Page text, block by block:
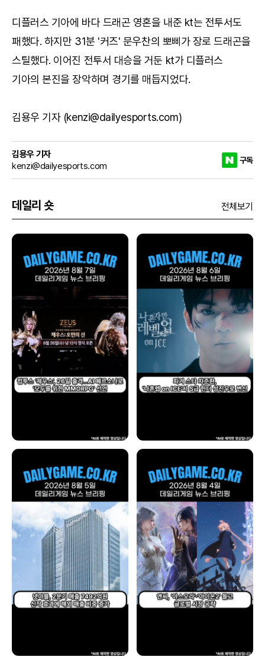
디플러스 기아에 바다 드래곤 영혼을 내준 kt는 전투서도
패했다. 하지만 31분 '커즈' 문우찬의 뽀삐가 장로 드래곤을
스틸했다. 이어진 전투서 대승을 거둔 kt가 디플러스
기아의 본진을 장악하며 경기를 매듭지었다.
김용우 기자 (kenzi@dailyesports.com)
김용우 기자
kenzi@dailyesports.com
구독
데일리 숏 전체보기